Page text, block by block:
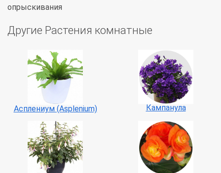
опрыскивания
Другие Растения комнатные
Асплениум (Asplenium) Кампанула